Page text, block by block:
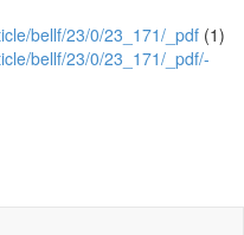
bellf/23/0/23_171/_pdf (1)
bellf/23/0/23_171/_pdf/-